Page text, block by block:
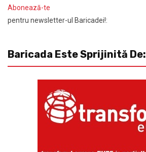
Abonează-te
pentru newsletter-ul Baricadei!:
Baricada Este Sprijinită De: